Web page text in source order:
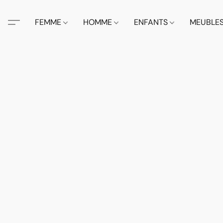
FEMME HOMME ENFANTS